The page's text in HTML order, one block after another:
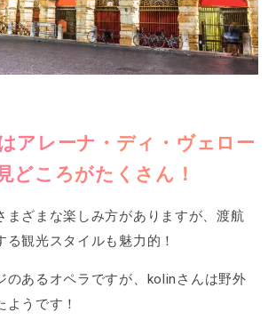
アレーナ・ディ・ヴェロー
どころがたくさん！
まざまな楽しみ方がありますが、渡航
る観光スタイルも魅力的！
のあるオペラですが、kolinさんは野外
ようです！